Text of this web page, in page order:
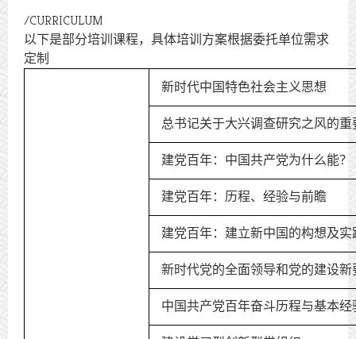
/CURRICULUM
以下是部分培训课程，具体培训方案根据委托单位需求
定制
新时代中国特色社会主义思想
总书记关于大兴调查研究之风的重
建党百年：中国共产党为什么能？
建党百年：历程、经验与前瞻
建党百年：建立新中国的构想及实
新时代党的全面领导和党的建设新
中国共产党百年奋斗历程与基本经